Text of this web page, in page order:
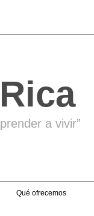
a vivir”
Qué ofrecemos